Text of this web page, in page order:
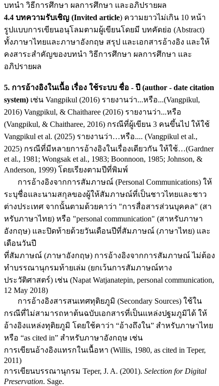
บทนำ วิธีการศึกษา ผลการศึกษา และอภิปรายผล
4.4 บทความรับเชิญ (Invited article) ความยาวไม่เกิน 10 หน้า
รูปแบบการเขียนอนุโลมตามผู้เขียนโดยมี บทคัดย่อ (Abstract)
ทั้งภาษาไทยและภาษาอังกฤษ สรุป และเอกสารอ้างอิง และให้
คงสาระสำคัญของบทนำ วิธีการศึกษา ผลการศึกษา และ
อภิปรายผล
5. การอ้างอิงในเนื้อ เรื่อง ใช้ระบบ ชื่อ - ปี (author - date citation
system) เช่น Vangpikul (2016) รายงานว่า...หรือ...(Vangpikul,
2016) Vangpikul, & Chaitharee (2016) รายงานว่า...หรือ
(Vangpikul, & Chaitharee, 2016) กรณีที่ผู้เขียน 3 คนขึ้นไป ให้ใช้
Vangpikul et al. (2025) รายงานว่า…หรือ.... (Vangpikul et al.,
2025) กรณีที่มีหลายการอ้างอิงในเรื่องเดียวกัน ให้ใช้…(Gardner
et al., 1981; Wongsak et al., 1983; Boonnoon, 1985; Johnson, &
Anderson, 1999) โดยเรียงตามปีที่พิมพ์
การอ้างอิงจากการสัมภาษณ์ (Personal Communications) ให้
ระบุชื่อและนามสกุลของผู้ให้สัมภาษณ์ที่เป็นชาวไทยและชาว
ต่างประเทศ จากนั้นตามด้วยคาว่า "การสื่อสารส่วนบุคคล" (สา
หรับภาษาไทย) หรือ "personal communication" (สาหรับภาษา
อังกฤษ) และปิดท้ายด้วยวันเดือนปีที่สัมภาษณ์ (ภาษาไทย) และ
เดือนวันปี
ที่สัมภาษณ์ (ภาษาอังกฤษ) การอ้างอิงจากการสัมภาษณ์ ไม่ต้อง
ทำบรรณานุกรมท้ายเล่ม (ยกเว้นการสัมภาษณ์ทาง
ประวัติศาสตร์) เช่น (Napat Watjanatepin, personal communication,
12 May 2018)
การอ้างอิงสารสนเทศทุติยภูมิ (Secondary Sources) ใช้ใน
กรณีที่ไม่สามารถหาต้นฉบับเอกสารที่เป็นแหล่งปฐมภูมิได้ ให้
อ้างอิงแหล่งทุติยภูมิ โดยใช้คาว่า “อ้างถึงใน” สำหรับภาษาไทย
หรือ “as cited in” สำหรับภาษาอังกฤษ เช่น
การเขียนอ้างอิงแทรกในเนื้อหา (Willis, 1980, as cited in Teper,
2011)
การเขียนบรรณานุกรม Teper, J. A. (2001). Selection for Digital
Preservation. Sage.